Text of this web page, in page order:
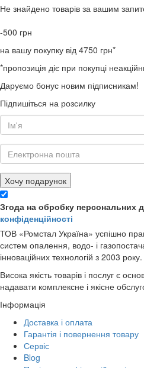
Не знайдено товарів за вашим
-500 грн
на вашу покупку від 4750 грн*
*пропозиція діє при покупці
Даруємо бонус новим підписникам!
Підпишіться на розсилку
Хочу подарунок
Згода на обробку персональних
конфіденційності
ТОВ «Ромстал Україна» успішно
систем опалення, водо- і
інноваційних технологій з 2003 року.
Висока якість товарів і послуг є
надавати комплексне і якісне
Інформація
Доставка і оплата
Гарантія і повернення товару
Сервіс
Blog